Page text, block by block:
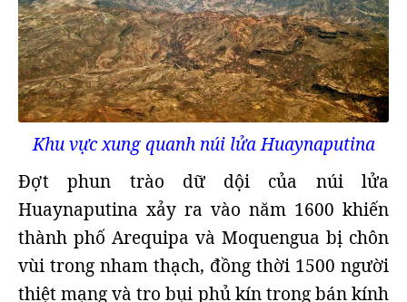
Khu vực xung quanh núi lửa Huaynaputina
Đợt phun trào dữ dội của núi lửa
Huaynaputina xảy ra vào năm 1600 khiến
thành phố Arequipa và Moquengua bị chôn
vùi trong nham thạch, đồng thời 1500 người
thiệt mạng và tro bụi phủ kín trong bán kính